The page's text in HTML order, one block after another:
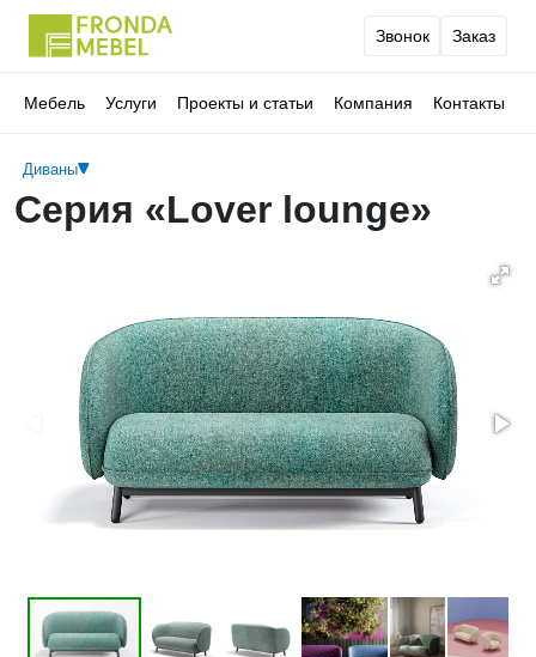
Звонок Заказ
Мебель Услуги Проекты и статьи Компания Контакты
Диваны
Серия «Lover lounge»